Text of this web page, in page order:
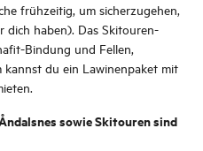
frühzeitig, um sicherzugehen,
dich haben). Das Skitouren-
Bindung und Fellen,
kannst du ein Lawinenpaket mit
sowie Skitouren sind